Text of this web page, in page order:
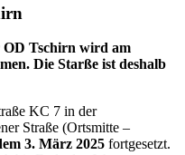
OD Tschirn wird am
Die Starße ist deshalb
KC 7 in der
Straße (Ortsmitte –
3. März 2025 fortgesetzt.